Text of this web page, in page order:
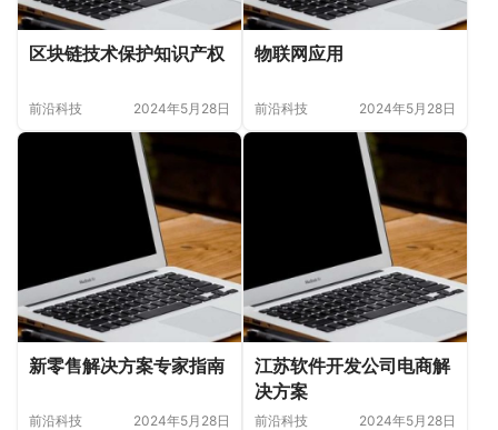
区块链技术保护知识产权
前沿科技 2024年5月28日
物联网应用
前沿科技 2024年5月28日
新零售解决方案专家指南
前沿科技 2024年5月28日
江苏软件开发公司电商解
决方案
前沿科技 2024年5月28日